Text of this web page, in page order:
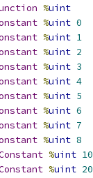
%uint
%uint 0
%uint 1
%uint 2
%uint 3
%uint 4
%uint 5
%uint 6
%uint 7
%uint 8
%uint 10
%uint 20